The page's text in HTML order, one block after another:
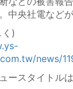
中央社電などが
)
news/
ースタイトルは